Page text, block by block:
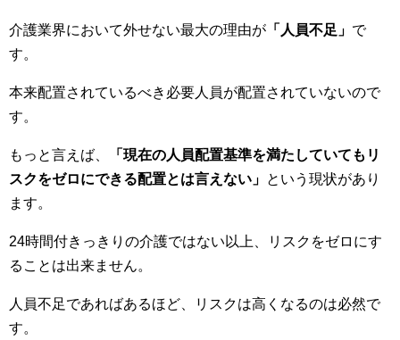
介護業界において外せない最大の理由が 「人員不足」 で
す。
本来配置されているべき必要人員が配置されていないので
す。
もっと言えば、
「現在の人員配置基準を満たしていてもリ
スクをゼロにできる配置とは言えない」 という現状があり
ます。
24時間付きっきりの介護ではない以上、リスクをゼロにす
ることは出来ません。
人員不足であればあるほど、リスクは高くなるのは必然で
す。